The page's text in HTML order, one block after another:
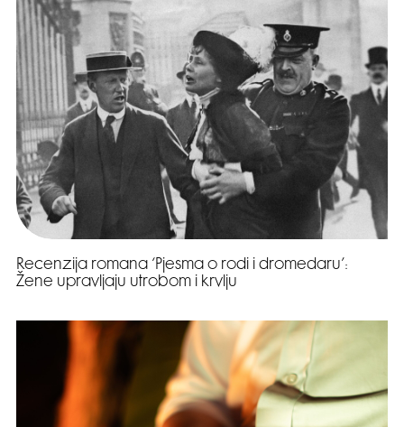
Recenzija romana ‘Pjesma o rodi i dromedaru’:
Žene upravljaju utrobom i krvlju